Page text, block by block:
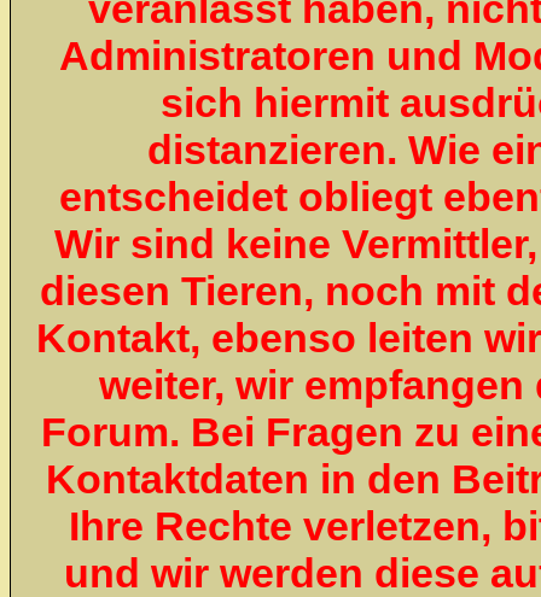
Administratoren und
sich hiermit
distanzieren. Wie
entscheidet obliegt
Wir sind keine
diesen Tieren, noch mit
Kontakt, ebenso leiten
weiter, wir
Forum. Bei Fragen zu
Kontaktdaten in den
Ihre Rechte verletzen,
und wir werden diese